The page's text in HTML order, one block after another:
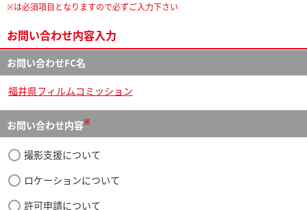
※は必須項目となりますので必ずご入力下さい
お問い合わせ内容入力
お問い合わせFC名
福井県フィルムコミッション
お問い合わせ内容※
撮影支援について
ロケーションについて
許可申請について